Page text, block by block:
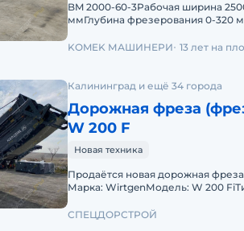
BM 2000-60-3Рабочая ширина
ммГлубина фрезерования 0-320
KOMEK МАШИНЕРИ 13 лет на
Калининград и ещё 34 города
Дорожная фреза
W 200 F
Новая техника
Продаётся новая дорожная
Марка: WirtgenМодель: W 200
СПЕЦДОРСТРОЙ